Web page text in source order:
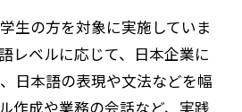
生の方を対象に実施していま
レベルに応じて、日本企業に
日本語の表現や文法などを幅
作成や業務の会話など、実践